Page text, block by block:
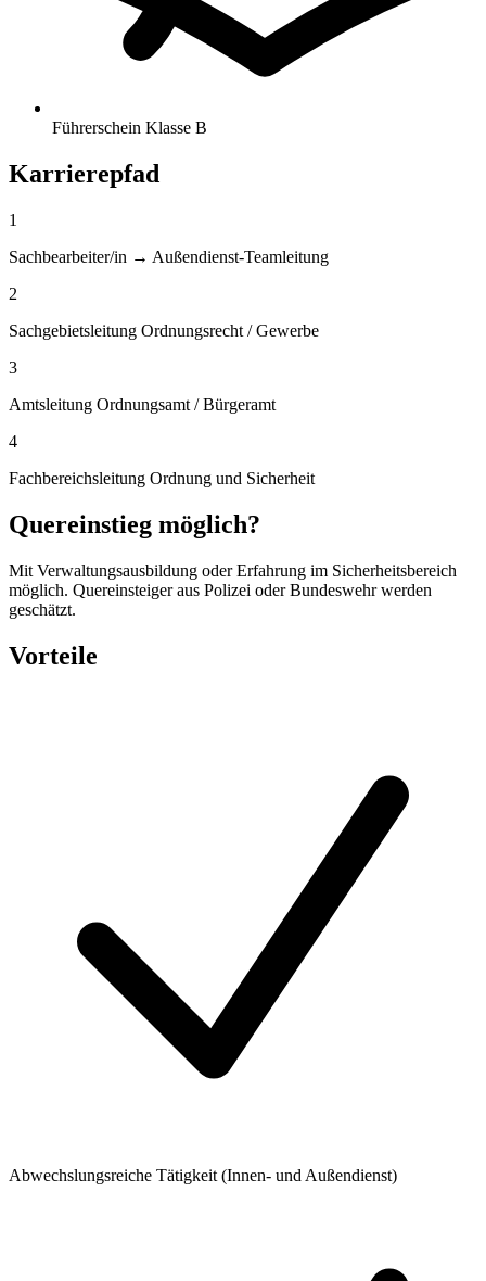
Führerschein Klasse B
Karrierepfad
1
Sachbearbeiter/in → Außendienst-Teamleitung
2
Sachgebietsleitung Ordnungsrecht / Gewerbe
3
Amtsleitung Ordnungsamt / Bürgeramt
4
Fachbereichsleitung Ordnung und Sicherheit
Quereinstieg möglich?
Mit Verwaltungsausbildung oder Erfahrung im Sicherheitsbereich
möglich. Quereinsteiger aus Polizei oder Bundeswehr werden
geschätzt.
Vorteile
Abwechslungsreiche Tätigkeit (Innen- und Außendienst)